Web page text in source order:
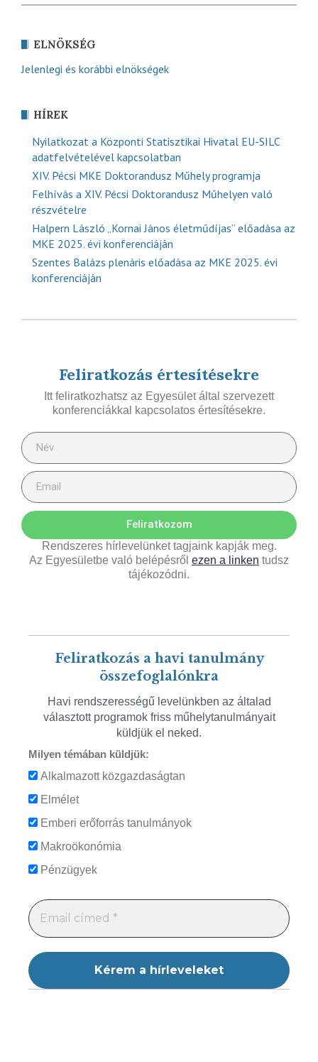
ELNÖKSÉG
Jelenlegi és korábbi elnökségek
HÍREK
Nyilatkozat a Központi Statisztikai Hivatal EU-SILC
adatfelvételével kapcsolatban
XIV. Pécsi MKE Doktorandusz Műhely programja
Felhívás a XIV. Pécsi Doktorandusz Műhelyen való
részvételre
Halpern László „Kornai János életműdíjas” előadása az
MKE 2025. évi konferenciáján
Szentes Balázs plenáris előadása az MKE 2025. évi
konferenciáján
Feliratkozás értesítésekre
Itt feliratkozhatsz az Egyesület által szervezett
konferenciákkal kapcsolatos értesítésekre.
Feliratkozom
Rendszeres hírlevelünket tagjaink kapják meg.
Az Egyesületbe való belépésről ezen a linken tudsz
tájékozódni.
Feliratkozás a havi tanulmány
összefoglalónkra
Havi rendszerességű levelünkben az általad
választott programok friss műhelytanulmányait
küldjük el neked.
Milyen témában küldjük:
Alkalmazott közgazdaságtan
Elmélet
Emberi erőforrás tanulmányok
Makroökonómia
Pénzügyek